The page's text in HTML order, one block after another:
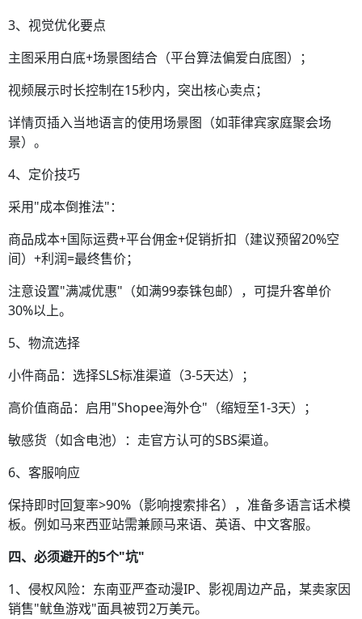
3、视觉优化要点
主图采用白底+场景图结合（平台算法偏爱白底图）；
视频展示时长控制在15秒内，突出核心卖点；
详情页插入当地语言的使用场景图（如菲律宾家庭聚会场
景）。
4、定价技巧
采用"成本倒推法"：
商品成本+国际运费+平台佣金+促销折扣（建议预留20%空
间）+利润=最终售价；
注意设置"满减优惠"（如满99泰铢包邮），可提升客单价
30%以上。
5、物流选择
小件商品：选择SLS标准渠道（3-5天达）；
高价值商品：启用"Shopee海外仓"（缩短至1-3天）；
敏感货（如含电池）：走官方认可的SBS渠道。
6、客服响应
保持即时回复率>90%（影响搜索排名），准备多语言话术模
板。例如马来西亚站需兼顾马来语、英语、中文客服。
四、必须避开的5个"坑"
1、侵权风险：东南亚严查动漫IP、影视周边产品，某卖家因
销售"鱿鱼游戏"面具被罚2万美元。